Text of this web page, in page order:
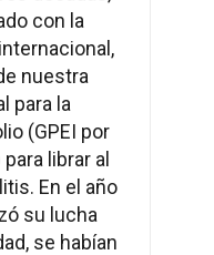
con la
nuestra
para la
(GPEI por
librar al
En el año
su lucha
se habían